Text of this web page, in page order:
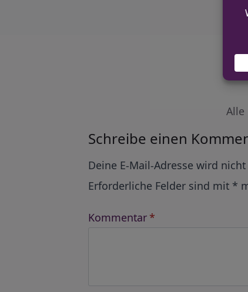
Alle
Schreibe einen
Deine E-Mail-Adresse wird
Erforderliche Felder sind mit *
Kommentar *